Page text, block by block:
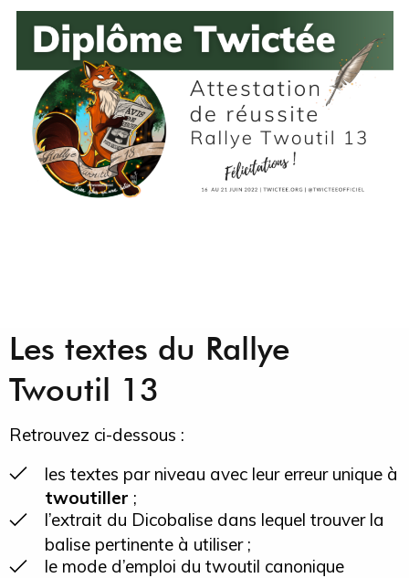
Les textes du Rallye
Twoutil 13
Retrouvez ci-dessous :
les textes par niveau avec leur erreur unique à
twoutiller ;
l’extrait du Dicobalise dans lequel trouver la
balise pertinente à utiliser ;
le mode d’emploi du twoutil canonique